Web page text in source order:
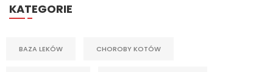
KATEGORIE
BAZA LEKÓW CHOROBY KOTÓW